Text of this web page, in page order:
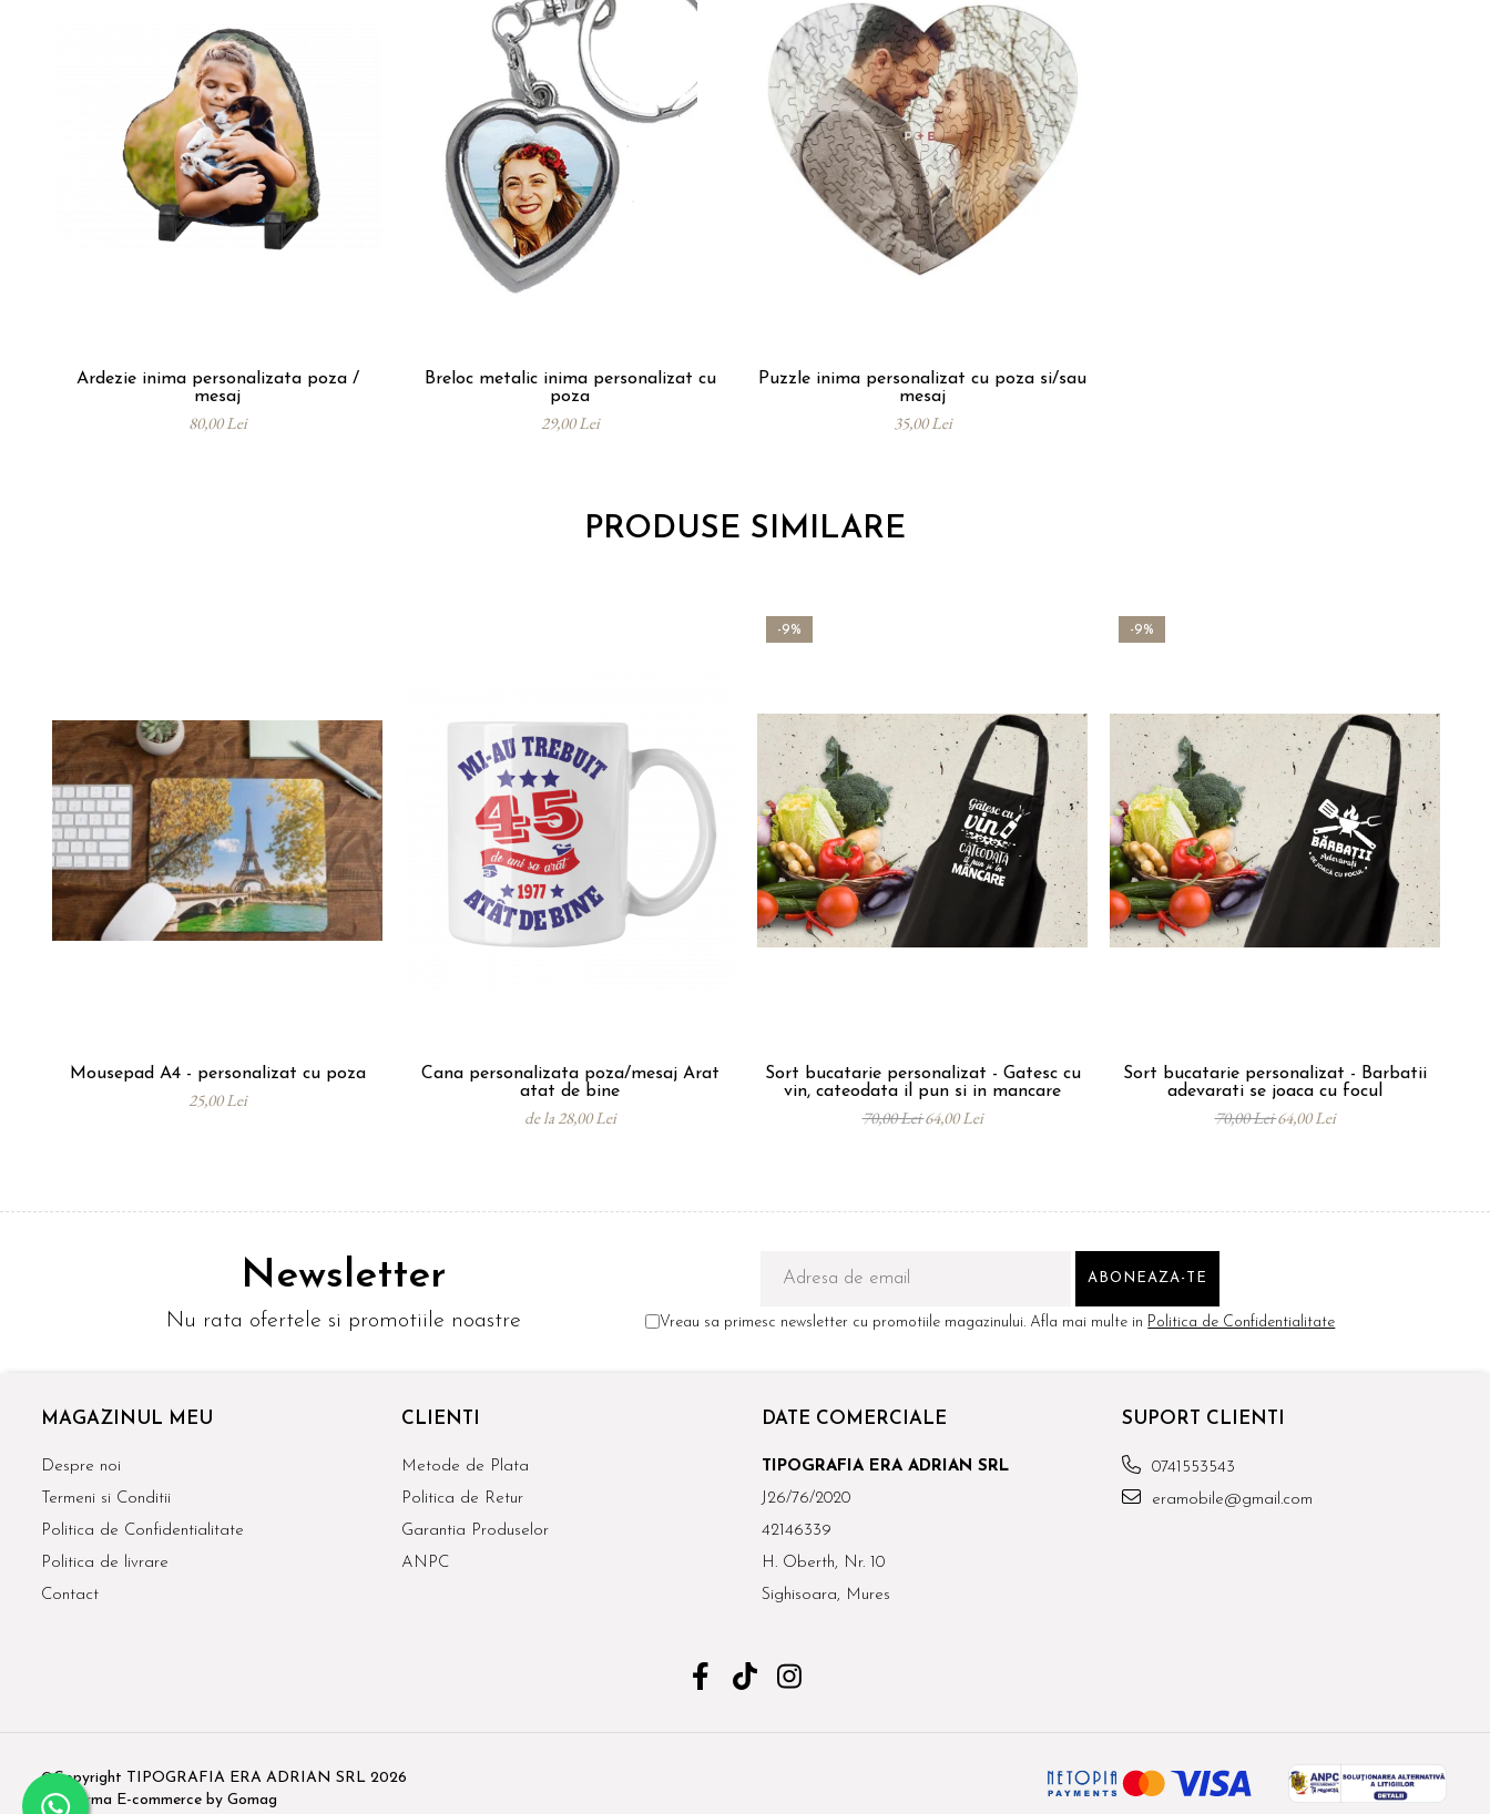
Ardezie inima personalizata poza /
mesaj
80,00 Lei
Breloc metalic inima personalizat cu
poza
29,00 Lei
Puzzle inima personalizat cu poza si/sau
mesaj
35,00 Lei
PRODUSE SIMILARE
Mousepad A4 - personalizat cu poza
25,00 Lei
Cana personalizata poza/mesaj Arat
atat de bine
de la 28,00 Lei
-9%
Sort bucatarie personalizat - Gatesc cu
vin, cateodata il pun si in mancare
70,00 Lei64,00 Lei
-9%
Sort bucatarie personalizat - Barbatii
adevarati se joaca cu focul
70,00 Lei64,00 Lei
Newsletter
Nu rata ofertele si promotiile noastre Vreau sa primesc newsletter cu promotiile magazinului. Afla mai multe in Politica de Confidentialitate
MAGAZINUL MEU
Despre noi
Termeni si Conditii
Politica de Confidentialitate
Politica de livrare
Contact
CLIENTI
Metode de Plata
Politica de Retur
Garantia Produselor
ANPC
DATE COMERCIALE
TIPOGRAFIA ERA ADRIAN SRL
J26/76/2020
42146339
H. Oberth, Nr. 10
Sighisoara, Mures
SUPORT CLIENTI
0741553543
eramobile@gmail.com
©Copyright TIPOGRAFIA ERA ADRIAN SRL 2026
Platforma E-commerce by Gomag